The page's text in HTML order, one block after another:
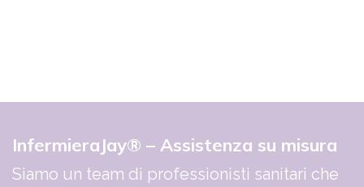
InfermieraJay® – Assistenza su misura
Siamo un team di professionisti sanitari che